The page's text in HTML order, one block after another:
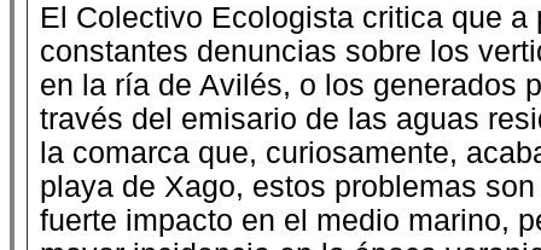
El Colectivo Ecologista critica que a
constantes denuncias sobre los
en la ría de Avilés, o los generados
través del emisario de las aguas
la comarca que, curiosamente,
playa de Xago, estos problemas
fuerte impacto en el medio marino,